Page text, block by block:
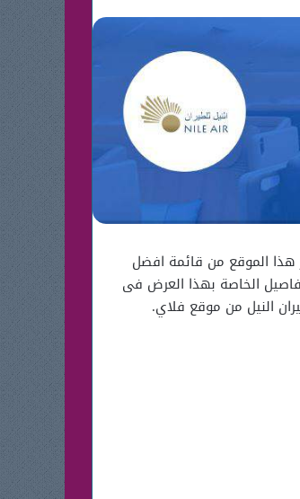
الموقع من قائمة افضل
الخاصة بهذا العرض فى
النيل من موقع فلاي.